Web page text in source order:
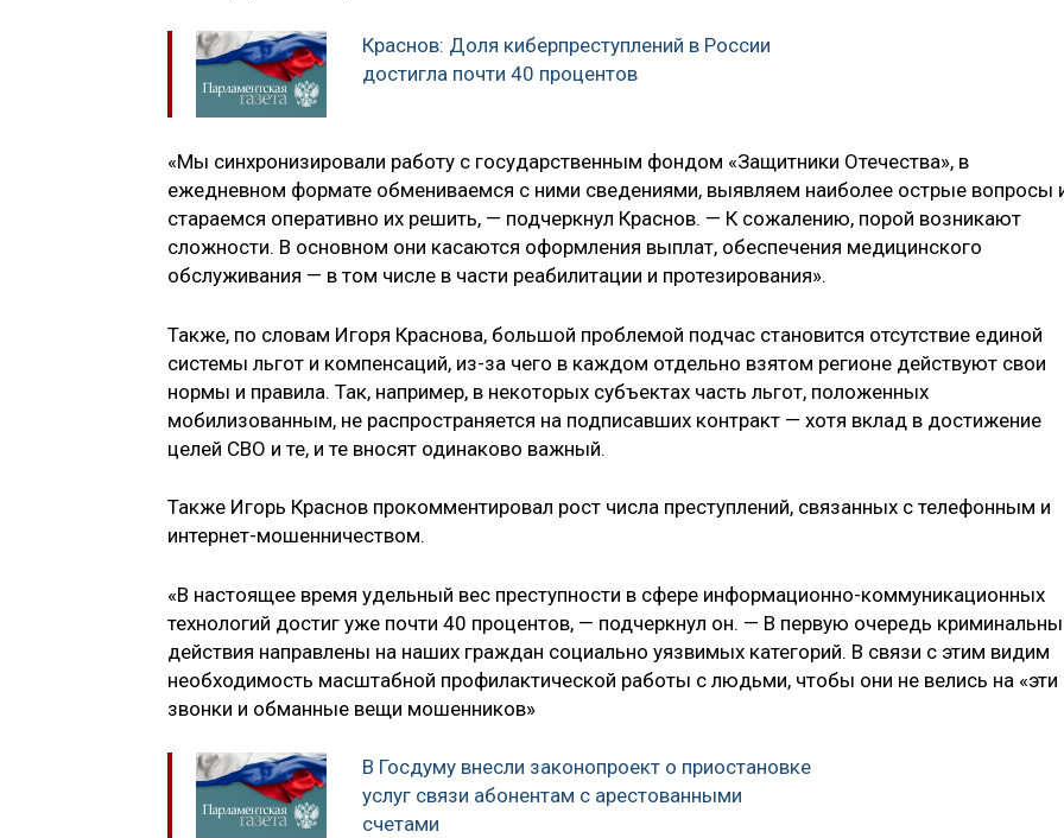
Краснов: Доля киберпреступлений в России
достигла почти 40 процентов
«Мы синхронизировали работу с государственным фондом «Защитники Отечества», в
ежедневном формате обмениваемся с ними сведениями, выявляем наиболее острые вопросы
стараемся оперативно их решить, — подчеркнул Краснов. — К сожалению, порой возникают
сложности. В основном они касаются оформления выплат, обеспечения медицинского
обслуживания — в том числе в части реабилитации и протезирования».
Также, по словам Игоря Краснова, большой проблемой подчас становится отсутствие единой
системы льгот и компенсаций, из-за чего в каждом отдельно взятом регионе действуют свои
нормы и правила. Так, например, в некоторых субъектах часть льгот, положенных
мобилизованным, не распространяется на подписавших контракт — хотя вклад в достижение
целей СВО и те, и те вносят одинаково важный.
Также Игорь Краснов прокомментировал рост числа преступлений, связанных с телефонным и
интернет-мошенничеством.
«В настоящее время удельный вес преступности в сфере информационно-коммуникационных
технологий достиг уже почти 40 процентов, — подчеркнул он. — В первую очередь
действия направлены на наших граждан социально уязвимых категорий. В связи с этим видим
необходимость масштабной профилактической работы с людьми, чтобы они не велись на «эти
звонки и обманные вещи мошенников»
В Госдуму внесли законопроект о приостановке
услуг связи абонентам с арестованными
счетами